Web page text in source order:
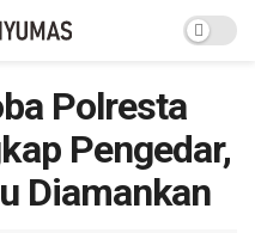
Polresta
Pengedar,
Diamankan